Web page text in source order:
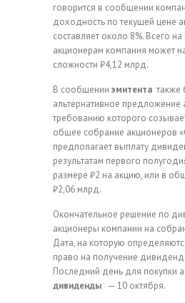
говорится в сообщении
доходность по текущей цене
составляет около 8%. Всего
акционерам компания может
сложности ₽4,12 млрд.
В сообщении эмитента также
альтернативное предложение
требованию которого
общее собрание акционеров
предполагает выплату
результатам первого
размере ₽2 на акцию, или в
₽2,06 млрд.
Окончательное решение по
акционеры компании на
Дата, на которую
право на получение
Последний день для покупки
дивиденды — 10 октября.